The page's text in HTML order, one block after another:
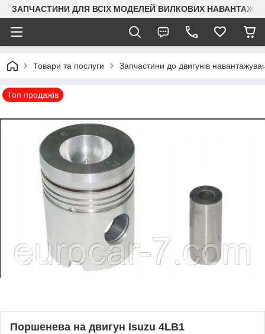
ЗАПЧАСТИНИ ДЛЯ ВСІХ МОДЕЛЕЙ ВИЛКОВИХ
Товари та послуги Запчастини до двигунів
Топ продажів
Поршенева на двигун Isuzu 4LB1